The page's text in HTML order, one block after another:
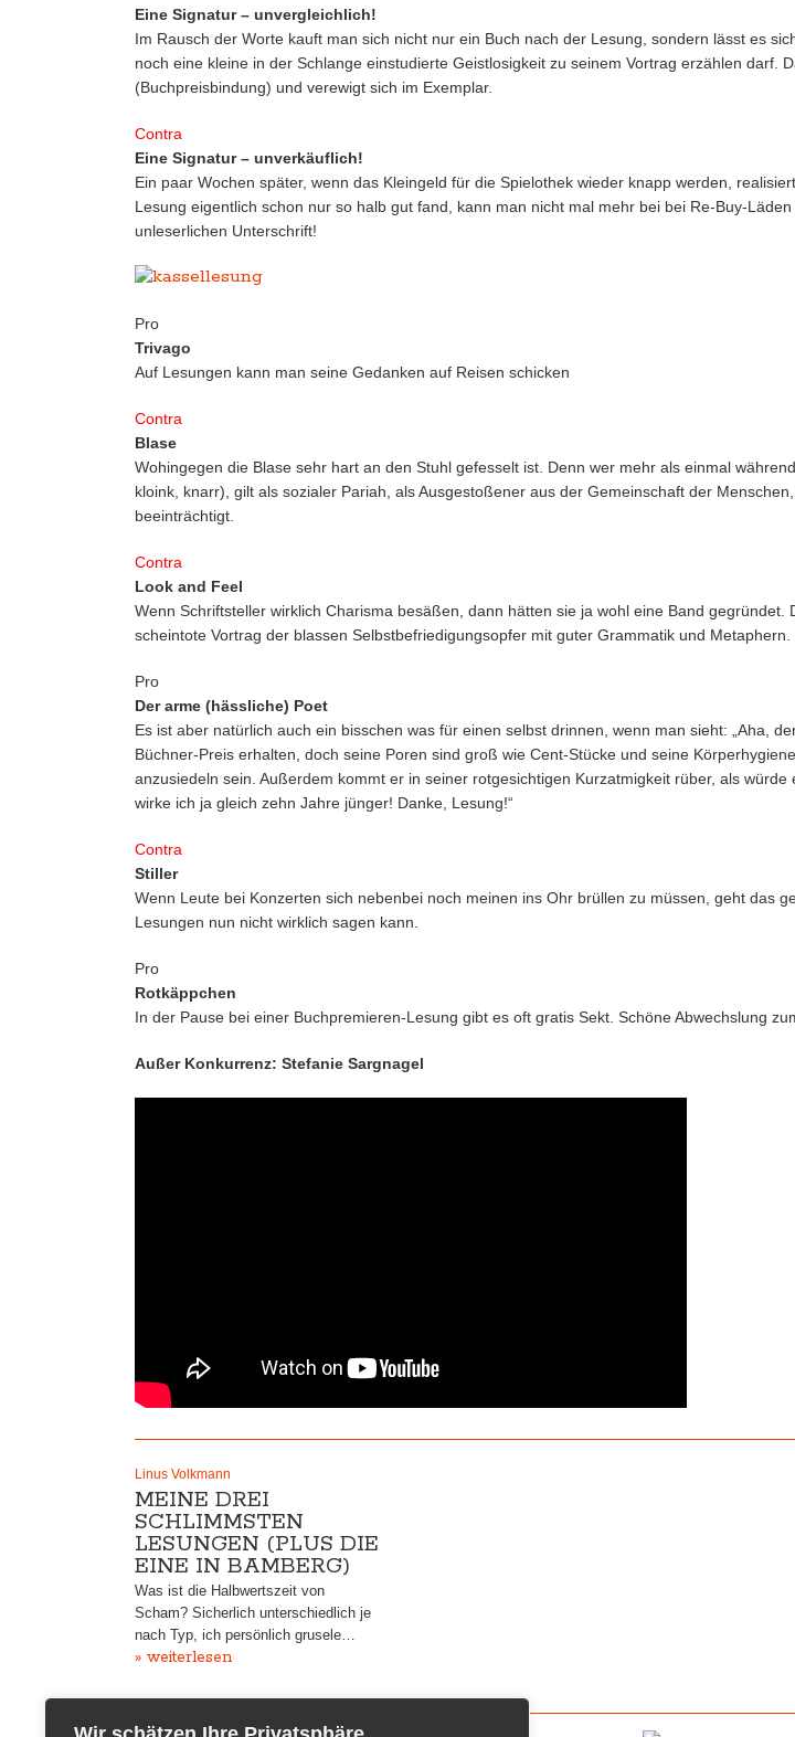
Eine Signatur – unvergleichlich!
Im Rausch der Worte kauft man sich nicht nur ein Buch nach der Lesung, sondern lässt es
noch eine kleine in der Schlange einstudierte Geistlosigkeit zu seinem Vortrag erzählen darf.
(Buchpreisbindung) und verewigt sich im Exemplar.
Contra
Eine Signatur – unverkäuflich!
Ein paar Wochen später, wenn das Kleingeld für die Spielothek wieder knapp werden,
Lesung eigentlich schon nur so halb gut fand, kann man nicht mal mehr bei bei Re-Buy-
unleserlichen Unterschrift!
Pro
Trivago
Auf Lesungen kann man seine Gedanken auf Reisen schicken
Contra
Blase
Wohingegen die Blase sehr hart an den Stuhl gefesselt ist. Denn wer mehr als einmal
kloink, knarr), gilt als sozialer Pariah, als Ausgestoßener aus der Gemeinschaft der
beeinträchtigt.
Contra
Look and Feel
Wenn Schriftsteller wirklich Charisma besäßen, dann hätten sie ja wohl eine Band
scheintote Vortrag der blassen Selbstbefriedigungsopfer mit guter Grammatik und Metaphern.
Pro
Der arme (hässliche) Poet
Es ist aber natürlich auch ein bisschen was für einen selbst drinnen, wenn man sieht: „Aha,
Büchner-Preis erhalten, doch seine Poren sind groß wie Cent-Stücke und seine
anzusiedeln sein. Außerdem kommt er in seiner rotgesichtigen Kurzatmigkeit rüber, als
wirke ich ja gleich zehn Jahre jünger! Danke, Lesung!“
Contra
Stiller
Wenn Leute bei Konzerten sich nebenbei noch meinen ins Ohr brüllen zu müssen, geht das
Lesungen nun nicht wirklich sagen kann.
Pro
Rotkäppchen
In der Pause bei einer Buchpremieren-Lesung gibt es oft gratis Sekt. Schöne Abwechslung
Außer Konkurrenz: Stefanie Sargnagel
Linus Volkmann
MEINE DREI
SCHLIMMSTEN
LESUNGEN (PLUS DIE
EINE IN BAMBERG)
Was ist die Halbwertszeit von
Scham? Sicherlich unterschiedlich je
nach Typ, ich persönlich grusele…
» weiterlesen